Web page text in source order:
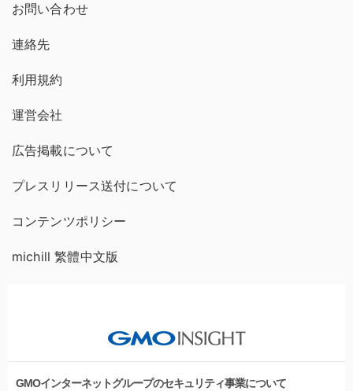
お問い合わせ
連絡先
利用規約
運営会社
広告掲載について
プレスリリース送付について
コンテンツポリシー
michill 繁體中文版
GMOインターネットグループのセキュリティ事業について